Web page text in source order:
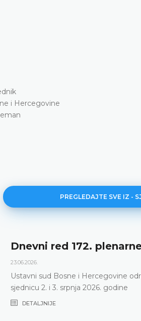
i Hercegovine
PREGLEDAJTE SVE IZ -
Dnevni red 172.
23.06.2026.
Ustavni sud Bosne i Hercegovine
sjednicu 2. i 3. srpnja 2026. godine
DETALJNIJE